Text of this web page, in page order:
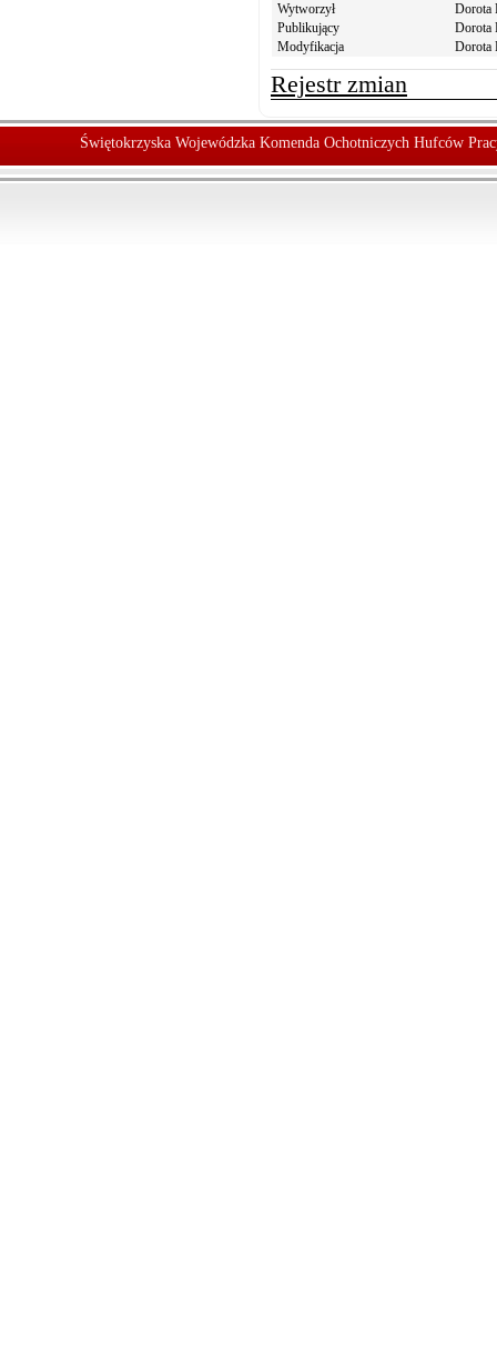
Wytworzył
Dorota
Publikujący
Dorota
Modyfikacja
Dorota
Rejestr zmian
Świętokrzyska Wojewódzka Komenda Ochotniczych Hufców